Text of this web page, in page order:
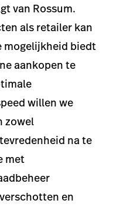
van Rossum.
als retailer kan
mogelijkheid biedt
aankopen te
willen we
zowel
na te
met
en